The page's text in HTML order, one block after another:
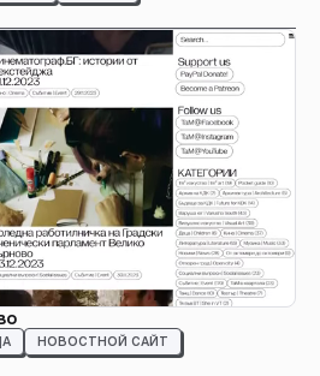
НОВОСТНОЙ САЙТ